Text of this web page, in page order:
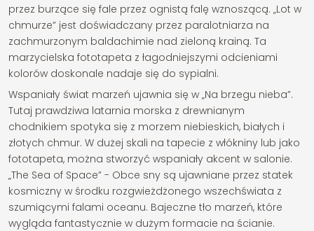
przez burzące się fale przez ognistą falę wznoszącą. „Lot w
chmurze” jest doświadczany przez paralotniarza na
zachmurzonym baldachimie nad zieloną krainą. Ta
marzycielska fototapeta z łagodniejszymi odcieniami
kolorów doskonale nadaje się do sypialni.
Wspaniały świat marzeń ujawnia się w „Na brzegu nieba”.
Tutaj prawdziwa latarnia morska z drewnianym
chodnikiem spotyka się z morzem niebieskich, białych i
złotych chmur. W dużej skali na tapecie z włókniny lub jako
fototapeta, można stworzyć wspaniały akcent w salonie.
„The Sea of Space” - Obce sny są ujawniane przez statek
kosmiczny w środku rozgwieżdżonego wszechświata z
szumiącymi falami oceanu. Bajeczne tło marzeń, które
wygląda fantastycznie w dużym formacie na ścianie.